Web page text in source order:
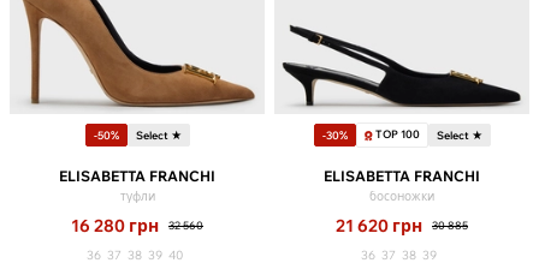
-50% Select ★
ELISABETTA FRANCHI
туфли
16 280 грн 32 560
36 37 38 39 40
-30% TOP 100 Select ★
ELISABETTA FRANCHI
босоножки
21 620 грн 30 885
36 37 38 39